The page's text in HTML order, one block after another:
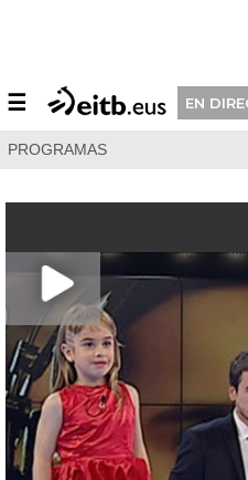
☰ EN
PROGRAMAS